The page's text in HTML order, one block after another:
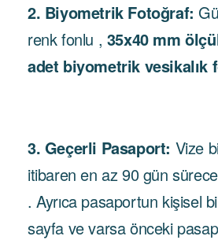
2. Biyometrik Fotoğraf:
renk fonlu , 35x40 mm
adet biyometrik vesikalık
3. Geçerli Pasaport: Vize
itibaren en az 90 gün
. Ayrıca pasaportun kişisel
sayfa ve varsa önceki